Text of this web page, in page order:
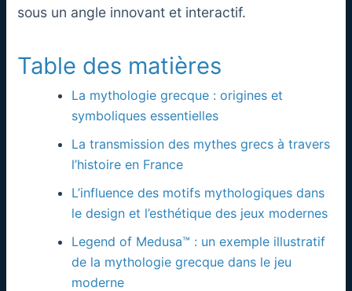
sous un angle innovant et interactif.
Table des matières
La mythologie grecque : origines et
symboliques essentielles
La transmission des mythes grecs à travers
l’histoire en France
L’influence des motifs mythologiques dans
le design et l’esthétique des jeux modernes
Legend of Medusa™ : un exemple illustratif
de la mythologie grecque dans le jeu
moderne